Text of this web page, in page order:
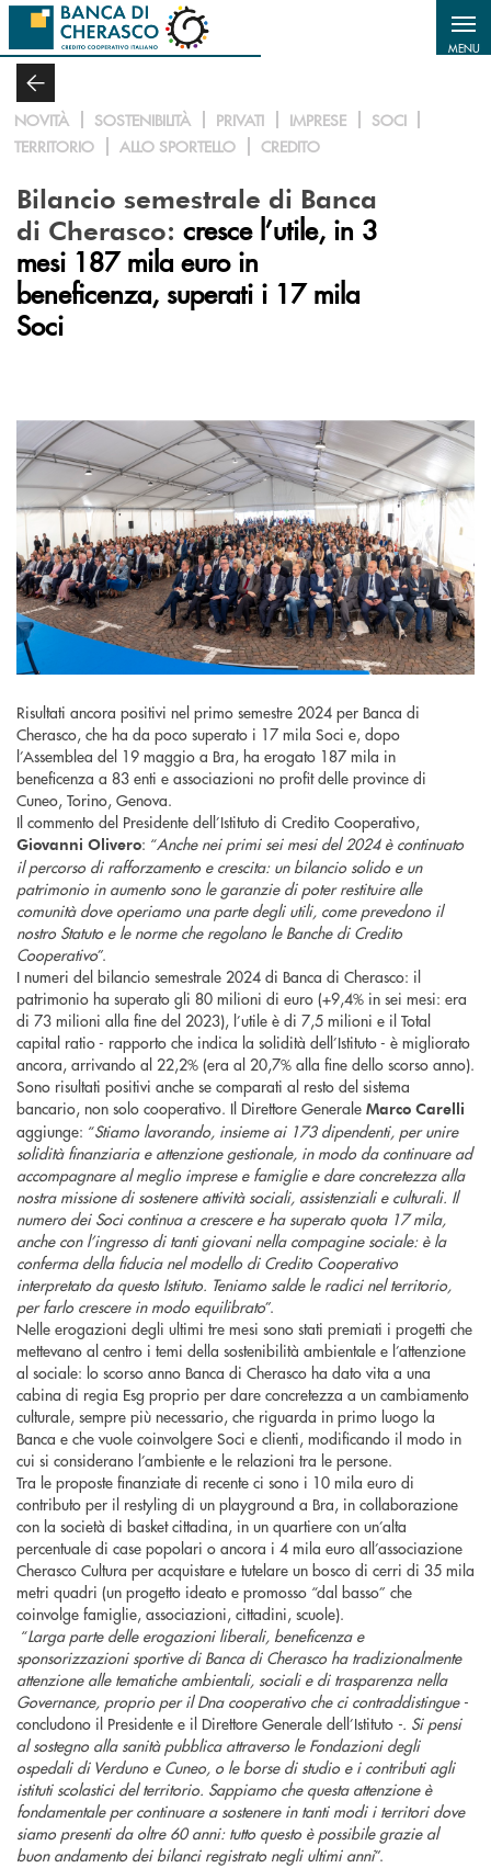
Salta al contenuto principale
MENU
NOVITÀ SOSTENIBILITÀ PRIVATI IMPRESE
SOCI
TERRITORIO
ALLO SPORTELLO CREDITO
Bilancio semestrale di Banca
di Cherasco: cresce l’utile, in 3
mesi 187 mila euro in
beneficenza, superati i 17 mila
Soci
Risultati ancora positivi nel primo semestre 2024 per Banca di
Cherasco, che ha da poco superato i 17 mila Soci e, dopo
l’Assemblea del 19 maggio a Bra, ha erogato 187 mila in
beneficenza a 83 enti e associazioni no profit delle province di
Cuneo, Torino, Genova.
Il commento del Presidente dell’Istituto di Credito Cooperativo,
Giovanni Olivero: “Anche nei primi sei mesi del 2024 è continuato
il percorso di rafforzamento e crescita: un bilancio solido e un
patrimonio in aumento sono le garanzie di poter restituire alle
comunità dove operiamo una parte degli utili, come prevedono il
nostro Statuto e le norme che regolano le Banche di Credito
Cooperativo”.
I numeri del bilancio semestrale 2024 di Banca di Cherasco: il
patrimonio ha superato gli 80 milioni di euro (+9,4% in sei mesi: era
di 73 milioni alla fine del 2023), l’utile è di 7,5 milioni e il Total
capital ratio - rapporto che indica la solidità dell’Istituto - è migliorato
ancora, arrivando al 22,2% (era al 20,7% alla fine dello scorso anno).
Sono risultati positivi anche se comparati al resto del sistema
bancario, non solo cooperativo. Il Direttore Generale Marco Carelli
aggiunge: “Stiamo lavorando, insieme ai 173 dipendenti, per unire
solidità finanziaria e attenzione gestionale, in modo da continuare ad
accompagnare al meglio imprese e famiglie e dare concretezza alla
nostra missione di sostenere attività sociali, assistenziali e culturali. Il
numero dei Soci continua a crescere e ha superato quota 17 mila,
anche con l’ingresso di tanti giovani nella compagine sociale: è la
conferma della fiducia nel modello di Credito Cooperativo
interpretato da questo Istituto. Teniamo salde le radici nel territorio,
per farlo crescere in modo equilibrato”.
Nelle erogazioni degli ultimi tre mesi sono stati premiati i progetti che
mettevano al centro i temi della sostenibilità ambientale e l’attenzione
al sociale: lo scorso anno Banca di Cherasco ha dato vita a una
cabina di regia Esg proprio per dare concretezza a un cambiamento
culturale, sempre più necessario, che riguarda in primo luogo la
Banca e che vuole coinvolgere Soci e clienti, modificando il modo in
cui si considerano l’ambiente e le relazioni tra le persone.
Tra le proposte finanziate di recente ci sono i 10 mila euro di
contributo per il restyling di un playground a Bra, in collaborazione
con la società di basket cittadina, in un quartiere con un’alta
percentuale di case popolari o ancora i 4 mila euro all’associazione
Cherasco Cultura per acquistare e tutelare un bosco di cerri di 35 mila
metri quadri (un progetto ideato e promosso “dal basso” che
coinvolge famiglie, associazioni, cittadini, scuole).
“Larga parte delle erogazioni liberali, beneficenza e
sponsorizzazioni sportive di Banca di Cherasco ha tradizionalmente
attenzione alle tematiche ambientali, sociali e di trasparenza nella
Governance, proprio per il Dna cooperativo che ci contraddistingue -
concludono il Presidente e il Direttore Generale dell’Istituto -. Si pensi
al sostegno alla sanità pubblica attraverso le Fondazioni degli
ospedali di Verduno e Cuneo, o le borse di studio e i contributi agli
istituti scolastici del territorio. Sappiamo che questa attenzione è
fondamentale per continuare a sostenere in tanti modi i territori dove
siamo presenti da oltre 60 anni: tutto questo è possibile grazie al
buon andamento dei bilanci registrato negli ultimi anni”.